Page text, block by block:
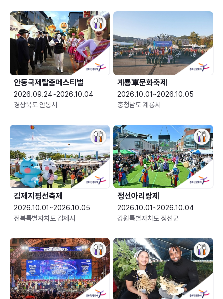
안동국제탈춤페스티벌
2026.09.24~2026.10.04
경상북도 안동시
2026.10.01~2026.10.05
충청남도 계룡시
김제지평선축제
2026.10.01~2026.10.05
전북특별자치도 김제시
정선아리랑제
2026.10.01~2026.10.04
강원특별자치도 정선군